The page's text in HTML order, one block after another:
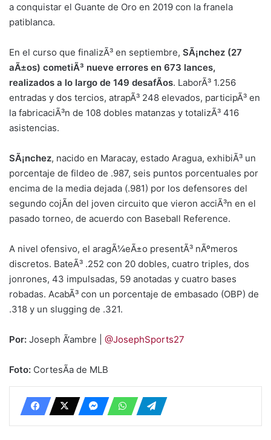
a conquistar el Guante de Oro en 2019 con la franela
patiblanca.
En el curso que finalizÃ³ en septiembre, SÃ¡nchez (27
aÃ±os) cometiÃ³ nueve errores en 673 lances,
realizados a lo largo de 149 desafÃ­os. LaborÃ³ 1.256
entradas y dos tercios, atrapÃ³ 248 elevados, participÃ³ en
la fabricaciÃ³n de 108 dobles matanzas y totalizÃ³ 416
asistencias.
SÃ¡nchez, nacido en Maracay, estado Aragua, exhibiÃ³ un
porcentaje de fildeo de .987, seis puntos porcentuales por
encima de la media dejada (.981) por los defensores del
segundo cojÃ­n del joven circuito que vieron acciÃ³n en el
pasado torneo, de acuerdo con Baseball Reference.
A nivel ofensivo, el aragÃ¼eÃ±o presentÃ³ nÃºmeros
discretos. BateÃ³ .252 con 20 dobles, cuatro triples, dos
jonrones, 43 impulsadas, 59 anotadas y cuatro bases
robadas. AcabÃ³ con un porcentaje de embasado (OBP) de
.318 y un slugging de .321.
Por: Joseph Ã‘ambre | @JosephSports27
Foto: CortesÃ­a de MLB